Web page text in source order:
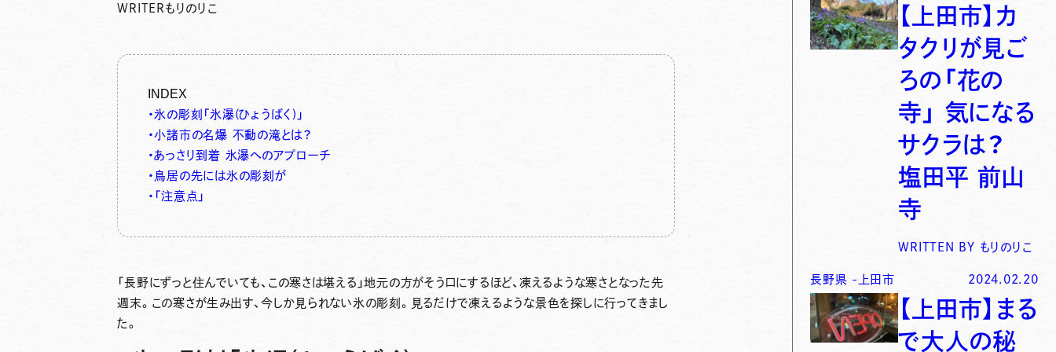
WRITER もりのりこ
INDEX
・氷の彫刻「氷瀑(ひょうばく)」
・小諸市の名爆 不動の滝とは？
・あっさり到着 氷瀑へのアプローチ
・鳥居の先には氷の彫刻が
・「注意点」
「長野にずっと住んでいても、この寒さは堪える」地元の方がそう口にするほど、凍えるような寒さとなった先
週末。この寒さが生み出す、今しか見られない氷の彫刻。見るだけで凍えるような景色を探しに行ってきまし
た。
【上田市】カ
タクリが見ご
ろの「花の
寺」 気になる
サクラは？
塩田平 前山
寺
WRITTEN BY もりのりこ
長野県 - 上田市 2024.02.20
【上田市】まる
で大人の秘